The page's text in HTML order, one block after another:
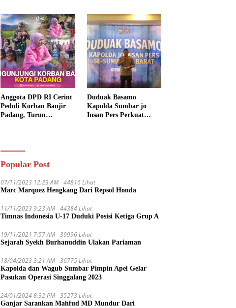
Anggota DPD RI Cerint
Peduli Korban Banjir
Padang, Turun
Duduak Basamo
Kapolda Sumbar jo
Insan Pers Perkuat
Popular Post
07/11/2023 12:23 AM 44816 Lihat
Marc Marquez Hengkang Dari Repsol Honda
11/11/2023 9:23 AM 44384 Lihat
Timnas Indonesia U-17 Duduki Posisi Ketiga Grup A
19/11/2021 7:57 AM 39996 Lihat
Sejarah Syekh Burhanuddin Ulakan Pariaman
18/04/2023 3:21 AM 36775 Lihat
Kapolda dan Wagub Sumbar Pimpin Apel Gelar
Pasukan Operasi Singgalang 2023
24/01/2024 8:32 PM 35273 Lihat
Ganjar Sarankan Mahfud MD Mundur Dari